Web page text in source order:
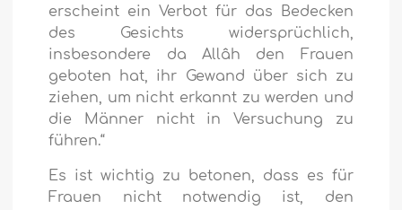
erscheint ein Verbot für das Bedecken
des Gesichts widersprüchlich,
insbesondere da Allâh den Frauen
geboten hat, ihr Gewand über sich zu
ziehen, um nicht erkannt zu werden und
die Männer nicht in Versuchung zu
führen.“
Es ist wichtig zu betonen, dass es für
Frauen nicht notwendig ist, den